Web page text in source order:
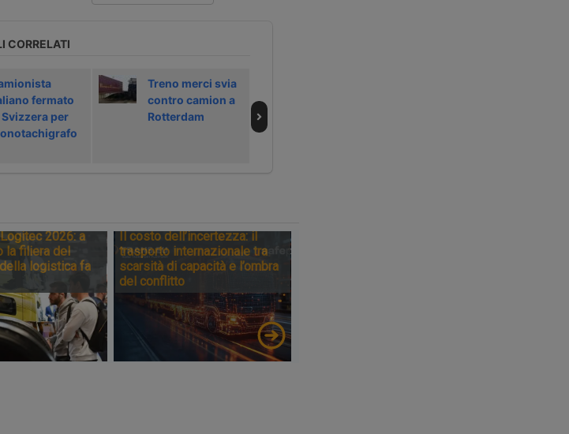
CORRELATI
fermato
Svizzera per
Treno merci svia
contro camion a
Rotterdam
2026: a
la filiera del
logistica fa
Il costo dell’incertezza: il
trasporto internazionale tra
scarsità di capacità e l’ombra
del conflitto